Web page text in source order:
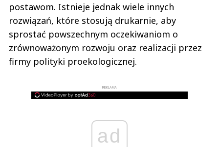
postawom. Istnieje jednak wiele innych
rozwiązań, które stosują drukarnie, aby
sprostać powszechnym oczekiwaniom o
zrównoważonym rozwoju oraz realizacji przez
firmy polityki proekologicznej.
REKLAMA
ad